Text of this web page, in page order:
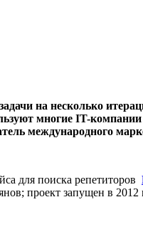
на несколько
многие IT-
международного
для поиска репетиторов
проект запущен в 2012